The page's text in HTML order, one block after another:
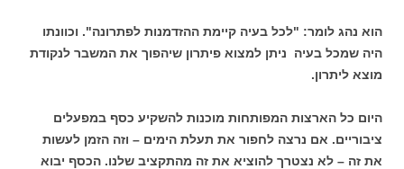
הוא נהג לומר: "לכל בעיה קיימת ההזדמנות לפתרונה". וכוונתו
היה שמכל בעיה ניתן למצוא פיתרון שיהפוך את המשבר לנקודת
מוצא ליתרון.
היום כל הארצות המפותחות מוכנות להשקיע כסף במפעלים
ציבוריים. אם נרצה לחפור את תעלת הימים – וזה הזמן לעשות
את זה – לא נצטרך להוציא את זה מהתקציב שלנו. הכסף יבוא